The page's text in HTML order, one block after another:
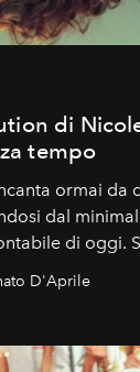
di
tempo
ormai da
dal
di oggi.
D'Aprile